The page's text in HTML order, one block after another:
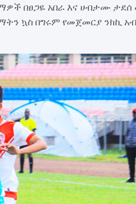
በፀጋዬ አበራ እና ሀብታሙ
ኳስ በግሩም የመጀመርያ ንክኪ